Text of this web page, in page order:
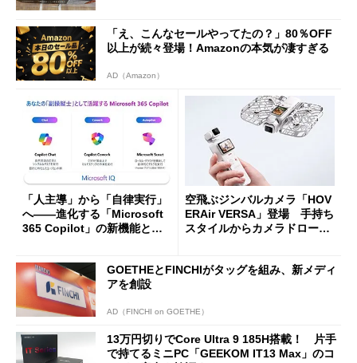
「え、こんなセールやってたの？」80％OFF
以上が続々登場！Amazonの本気が凄すぎる
AD（Amazon）
「人主導」から「自律実行」
へ――進化する「Microsoft
365 Copilot」の新機能とエ
空飛ぶジンバルカメラ「HOV
ERAir VERSA」登場 手持ち
スタイルからカメラドローン
GOETHEとFINCHIがタッグを組み、新メディ
アを創設
AD（FINCHI on GOETHE）
13万円切りでCore Ultra 9 185H搭載！ 片手
で持てるミニPC「GEEKOM IT13 Max」のコ